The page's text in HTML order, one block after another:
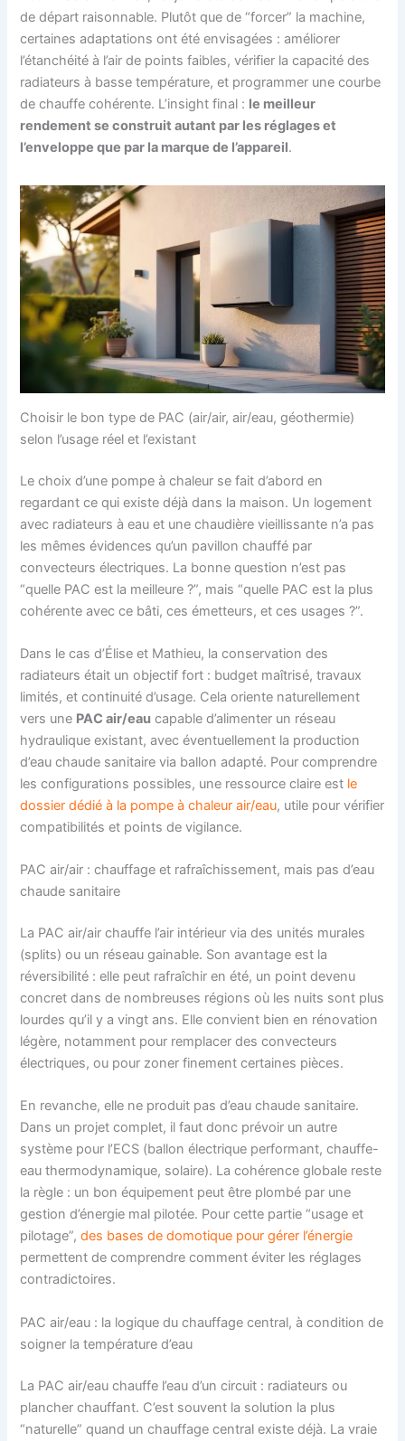
de départ raisonnable. Plutôt que de “forcer” la machine,
certaines adaptations ont été envisagées : améliorer
l’étanchéité à l’air de points faibles, vérifier la capacité des
radiateurs à basse température, et programmer une courbe
de chauffe cohérente. L’insight final : le meilleur
rendement se construit autant par les réglages et
l’enveloppe que par la marque de l’appareil.
Choisir le bon type de PAC (air/air, air/eau, géothermie)
selon l’usage réel et l’existant
Le choix d’une pompe à chaleur se fait d’abord en
regardant ce qui existe déjà dans la maison. Un logement
avec radiateurs à eau et une chaudière vieillissante n’a pas
les mêmes évidences qu’un pavillon chauffé par
convecteurs électriques. La bonne question n’est pas
“quelle PAC est la meilleure ?”, mais “quelle PAC est la plus
cohérente avec ce bâti, ces émetteurs, et ces usages ?”.
Dans le cas d’Élise et Mathieu, la conservation des
radiateurs était un objectif fort : budget maîtrisé, travaux
limités, et continuité d’usage. Cela oriente naturellement
vers une PAC air/eau capable d’alimenter un réseau
hydraulique existant, avec éventuellement la production
d’eau chaude sanitaire via ballon adapté. Pour comprendre
les configurations possibles, une ressource claire est le
dossier dédié à la pompe à chaleur air/eau, utile pour vérifier
compatibilités et points de vigilance.
PAC air/air : chauffage et rafraîchissement, mais pas d’eau
chaude sanitaire
La PAC air/air chauffe l’air intérieur via des unités murales
(splits) ou un réseau gainable. Son avantage est la
réversibilité : elle peut rafraîchir en été, un point devenu
concret dans de nombreuses régions où les nuits sont plus
lourdes qu’il y a vingt ans. Elle convient bien en rénovation
légère, notamment pour remplacer des convecteurs
électriques, ou pour zoner finement certaines pièces.
En revanche, elle ne produit pas d’eau chaude sanitaire.
Dans un projet complet, il faut donc prévoir un autre
système pour l’ECS (ballon électrique performant, chauffe-
eau thermodynamique, solaire). La cohérence globale reste
la règle : un bon équipement peut être plombé par une
gestion d’énergie mal pilotée. Pour cette partie “usage et
pilotage”,des bases de domotique pour gérer l’énergie
permettent de comprendre comment éviter les réglages
contradictoires.
PAC air/eau : la logique du chauffage central, à condition de
soigner la température d’eau
La PAC air/eau chauffe l’eau d’un circuit : radiateurs ou
plancher chauffant. C’est souvent la solution la plus
“naturelle” quand un chauffage central existe déjà. La vraie